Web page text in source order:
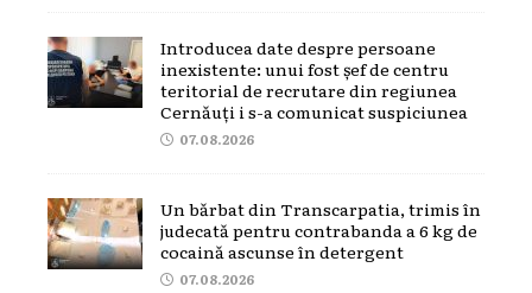
Introducea date despre persoane
inexistente: unui fost șef de centru
teritorial de recrutare din regiunea
Cernăuți i s-a comunicat suspiciunea
07.08.2026
Un bărbat din Transcarpatia, trimis în
judecată pentru contrabanda a 6 kg de
cocaină ascunse în detergent
07.08.2026